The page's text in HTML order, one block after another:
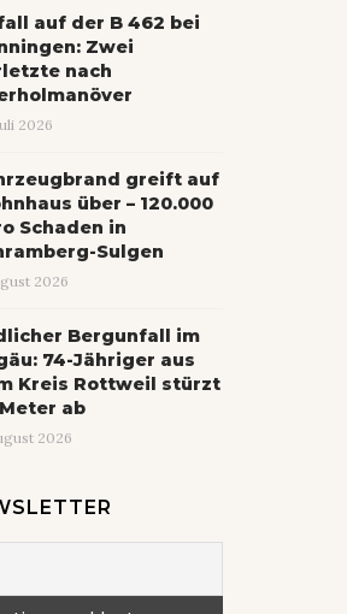
auf der B 462 bei
Zwei
nach
2026
greift auf
über – 120.000
Schaden in
Sulgen
2026
Bergunfall im
74-Jähriger aus
Kreis Rottweil stürzt
ab
2026